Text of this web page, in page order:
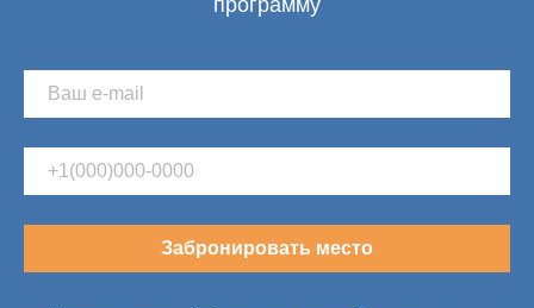
программу
Забронировать место